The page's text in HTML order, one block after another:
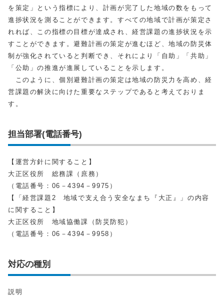
を策定」という指標により、計画が完了した地域の数をもって
進捗状況を測ることができます。すべての地域で計画が策定さ
れれば、この指標の目標が達成され、経営課題の進捗状況を示
すことができます。避難計画の策定が進むほど、地域の防災体
制が強化されていると判断でき、それにより「自助」「共助」
「公助」の推進が進展していることを示します。
このように、個別避難計画の策定は地域の防災力を高め、経
営課題の解決に向けた重要なステップであると考えておりま
す。
担当部署(電話番号)
【運営方針に関すること】
大正区役所 総務課（庶務）
（電話番号：06－4394－9975）
【「経営課題2 地域で支え合う安全なまち『大正』」の内容
に関すること】
大正区役所 地域協働課（防災防犯）
（電話番号：06－4394－9958）
対応の種別
説明